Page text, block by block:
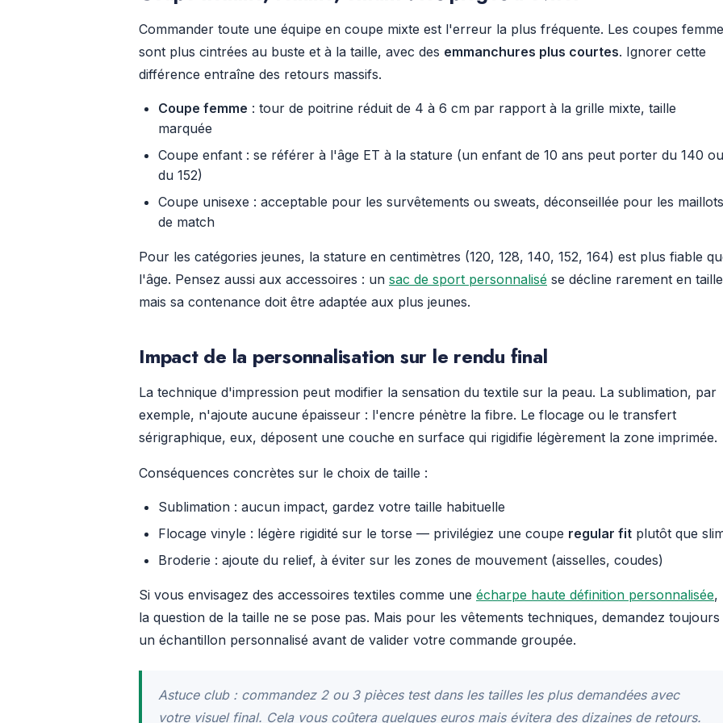
Commander toute une équipe en coupe mixte est l'erreur la plus fréquente. Les coupes femme
sont plus cintrées au buste et à la taille, avec des emmanchures plus courtes. Ignorer cette
différence entraîne des retours massifs.
Coupe femme : tour de poitrine réduit de 4 à 6 cm par rapport à la grille mixte, taille
marquée
Coupe enfant : se référer à l'âge ET à la stature (un enfant de 10 ans peut porter du 140 ou
du 152)
Coupe unisexe : acceptable pour les survêtements ou sweats, déconseillée pour les maillots
de match
Pour les catégories jeunes, la stature en centimètres (120, 128, 140, 152, 164) est plus fiable
l'âge. Pensez aussi aux accessoires : un sac de sport personnalisé se décline rarement en
mais sa contenance doit être adaptée aux plus jeunes.
Impact de la personnalisation sur le rendu final
La technique d'impression peut modifier la sensation du textile sur la peau. La sublimation, par
exemple, n'ajoute aucune épaisseur : l'encre pénètre la fibre. Le flocage ou le transfert
sérigraphique, eux, déposent une couche en surface qui rigidifie légèrement la zone imprimée.
Conséquences concrètes sur le choix de taille :
Sublimation : aucun impact, gardez votre taille habituelle
Flocage vinyle : légère rigidité sur le torse — privilégiez une coupe regular fit plutôt que
Broderie : ajoute du relief, à éviter sur les zones de mouvement (aisselles, coudes)
Si vous envisagez des accessoires textiles comme une écharpe haute définition personnalisée,
la question de la taille ne se pose pas. Mais pour les vêtements techniques, demandez toujours
un échantillon personnalisé avant de valider votre commande groupée.
Astuce club : commandez 2 ou 3 pièces test dans les tailles les plus demandées avec
votre visuel final. Cela vous coûtera quelques euros mais évitera des dizaines de retours.